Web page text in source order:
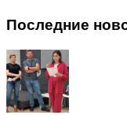
Последние